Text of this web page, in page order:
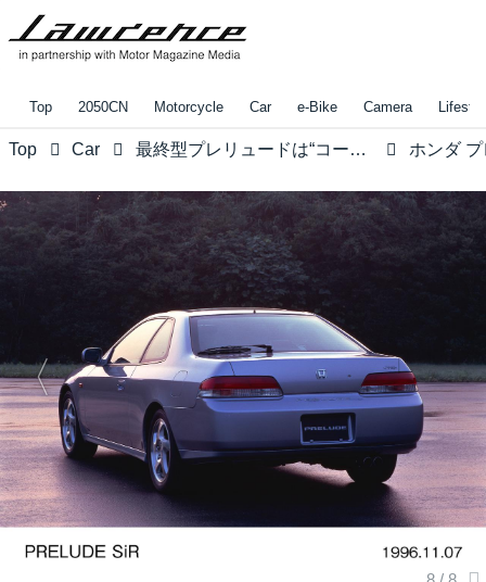
Top 2050CN Motorcycle Car e-Bike Camera
Top Car 最終型プレリュードは“コーナリング最高マシン”だった！【みんなの知らないホンダvol.16】